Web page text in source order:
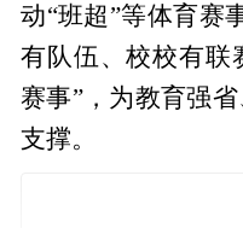
动“班超”等体育赛
有队伍、校校有联
赛事”，为教育强
支撑。